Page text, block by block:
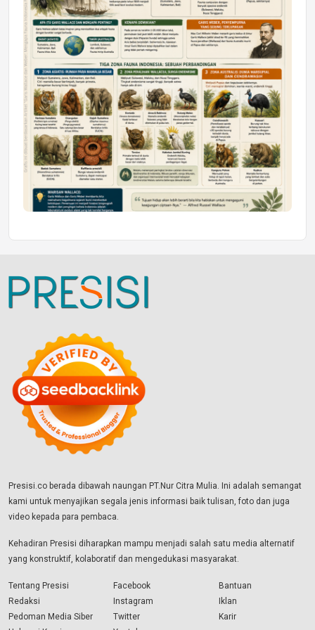
Presisi.co berada dibawah naungan PT.Nur Citra Mulia. Ini adalah semangat
kami untuk menyajikan segala jenis informasi baik tulisan, foto dan juga
video kepada para pembaca.
Kehadiran Presisi diharapkan mampu menjadi salah satu media alternatif
yang konstruktif, kolaboratif dan mengedukasi masyarakat.
Tentang Presisi
Redaksi
Pedoman Media Siber
Facebook
Instagram
Twitter
Bantuan
Iklan
Karir